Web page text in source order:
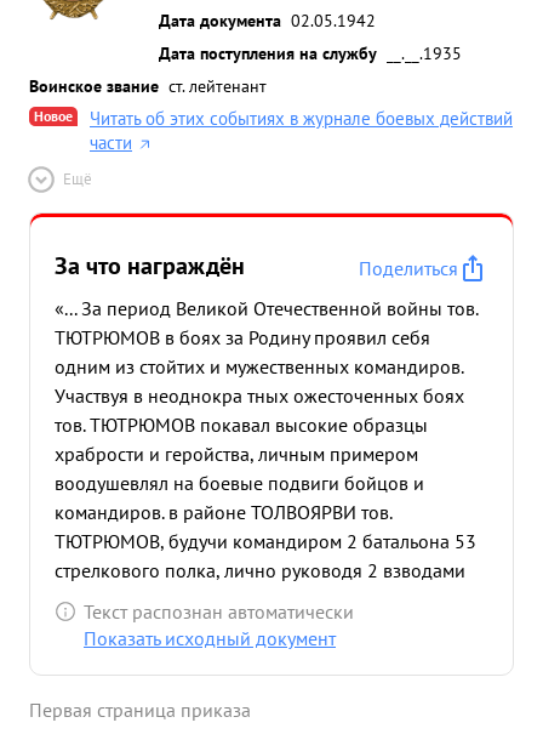
Дата документа 02.05.1942
Дата поступления на службу
__.__.1935
Воинское звание ст. лейтенант
Новое
Читать об этих событиях в журнале боевых действий
части
Ещё
За что награждён
Поделиться
«... За период Великой Отечественной войны тов.
ТЮТРЮМОВ в боях за Родину проявил себя
одним из стойтих и мужественных командиров.
Участвуя в неоднокра тных ожесточенных боях
тов. ТЮТРЮМОВ покавал высокие образцы
храбрости и геройства, личным примером
воодушевлял на боевые подвиги бойцов и
командиров. в районе ТОЛВОЯРВИ тов.
ТЮТРЮМОВ, будучи командиром 2 батальона 53
стрелкового полка, лично руководя 2 взводами
стрелковой роты умелыми действиями разгромил
6 роту 307 пехотного полка немцев.
человек пленных, 8 автоматов ,56 велосипедов.
Текст распознан автоматически
Показать исходный документ
Первая страница приказа